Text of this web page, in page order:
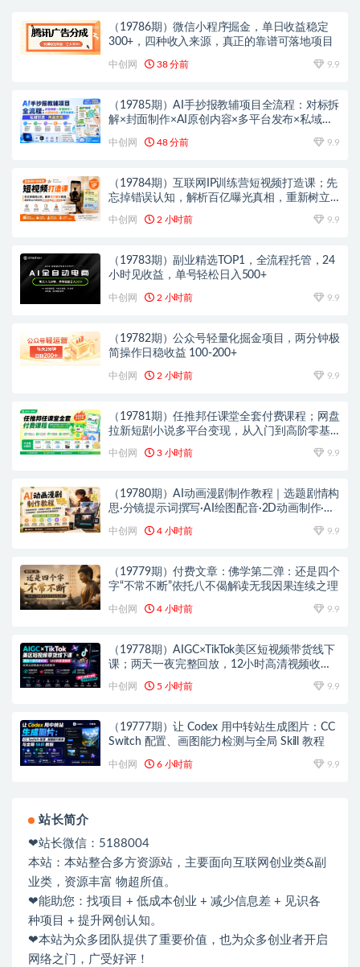
（19786期）微信小程序掘金，单日收益稳定
300+，四种收入来源，真正的靠谱可落地项目
中创网 38 分前 9.9
（19785期）AI手抄报教辅项目全流程：对标拆
解×封面制作×AI原创内容×多平台发布×私域引
中创网 48 分前 9.9
（19784期）互联网IP训练营短视频打造课；先
忘掉错误认知，解析百亿曝光真相，重新树立
中创网 2 小时前 9.9
（19783期）副业精选TOP1，全流程托管，24
小时见收益，单号轻松日入500+
中创网 2 小时前 9.9
（19782期）公众号轻量化掘金项目，两分钟极
简操作日稳收益 100-200+
中创网 2 小时前 9.9
（19781期）任推邦任课堂全套付费课程；网盘
拉新短剧小说多平台变现，从入门到高阶零基
中创网 3 小时前 9.9
（19780期）AI动画漫剧制作教程｜选题剧情构
思·分镜提示词撰写·AI绘图配音·2D动画制作·剪
中创网 4 小时前 9.9
（19779期）付费文章：佛学第二弹：还是四个
字“不常不断”依托八不偈解读无我因果连续之理
中创网 4 小时前 9.9
（19778期）AIGC×TikTok美区短视频带货线下
课；两天一夜完整回放，12小时高清视频收录
中创网 5 小时前 9.9
（19777期）让 Codex 用中转站生成图片：CC
Switch 配置、画图能力检测与全局 Skill 教程
中创网 6 小时前 9.9
站长简介
❤站长微信：5188004
本站：本站整合多方资源站，主要面向互联网创业类&副
业类，资源丰富 物超所值。
❤能助您：找项目 + 低成本创业 + 减少信息差 + 见识各
种项目 + 提升网创认知。
❤本站为众多团队提供了重要价值，也为众多创业者开启
网络之门，广受好评！